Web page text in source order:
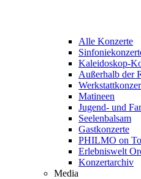
Alle Konzerte
Kaleidoskop-
Außerhalb der
Matineen
Jugend- und
Seelenbalsam
Gastkonzerte
PHILMO on
Erlebniswelt
Konzertarchiv
Media